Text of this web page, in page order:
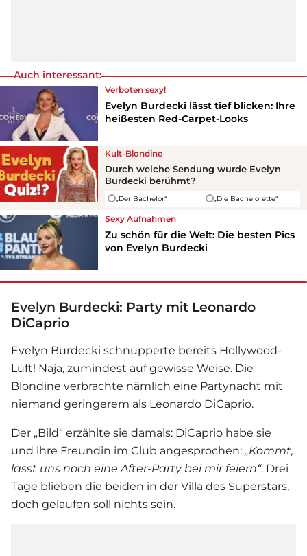
Auch interessant:
Verboten sexy!
Evelyn Burdecki lässt tief blicken: Ihre
heißesten Red-Carpet-Looks
Kult-Blondine
Durch welche Sendung wurde Evelyn
Burdecki berühmt?
„Der Bachelor“ „Die Bachelorette“
Sexy Aufnahmen
Zu schön für die Welt: Die besten Pics
von Evelyn Burdecki
Evelyn Burdecki: Party mit Leonardo
DiCaprio
Evelyn Burdecki schnupperte bereits Hollywood-
Luft! Naja, zumindest auf gewisse Weise. Die
Blondine verbrachte nämlich eine Partynacht mit
niemand geringerem als Leonardo DiCaprio.
Der „Bild“ erzählte sie damals: DiCaprio habe sie
und ihre Freundin im Club angesprochen: „Kommt,
lasst uns noch eine After-Party bei mir feiern“. Drei
Tage blieben die beiden in der Villa des Superstars,
doch gelaufen soll nichts sein.